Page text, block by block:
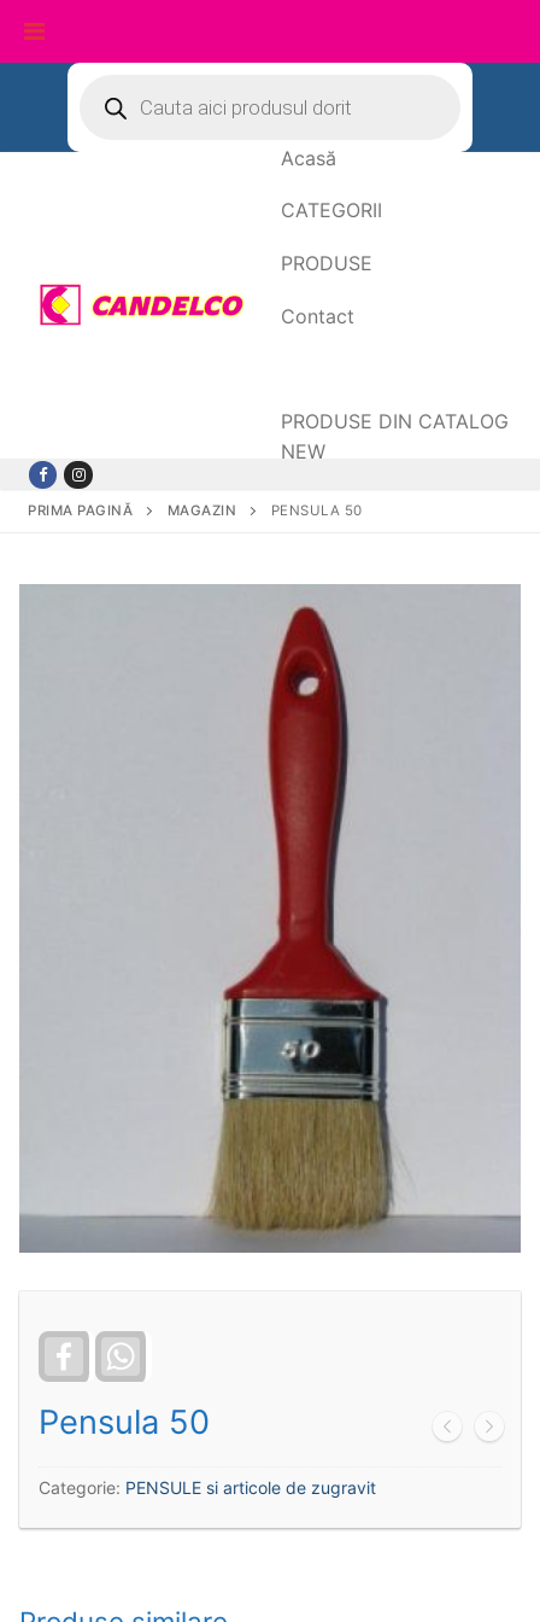
conținut
search
Acasă
CATEGORII
PRODUSE
Contact
PRODUSE DIN CATALOG
NEW
PRIMA PAGINĂ MAGAZIN PENSULA 50
Facebook
Pensula 50
Categorie: PENSULE si articole de zugravit